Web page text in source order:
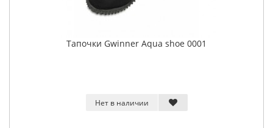
Тапочки Gwinner Aqua shoe 0001
Нет в наличии